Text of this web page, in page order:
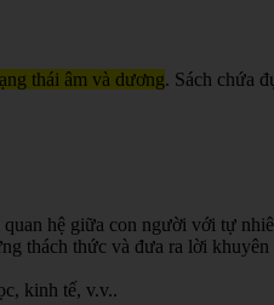
thái âm và dương. Sách chứa
hệ giữa con người với tự
thách thức và đưa ra lời khuyên
kinh tế, v.v..